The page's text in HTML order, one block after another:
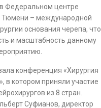
Федеральном центре
Тюмени – международной
основания черепа, что
и масштабность данному
конференция «Хирургия
в котором приняли участие
из 8 стран.
Суфианов, директор